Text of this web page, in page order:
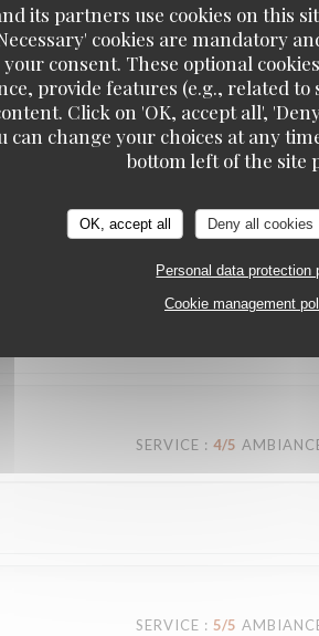
its partners use cookies on this
cookies are mandatory
consent. These optional
provide features (e.g., related
Click on 'OK, accept all',
can change your choices at any
bottom left of the site
OK, accept all Deny all cookies
Personal data protection
Cookie management
SERVICE: 4/5 AMBIANCE
SERVICE: 5 /5
la festivité et surtout le goût du meilleur
inspirer mais c’est ainsi. On se sent ailleurs,
de courgette et la pavlova. Un
d’origine non?! Nous aussi on veut
SERVICE : 4/5
SERVICE : 5/5